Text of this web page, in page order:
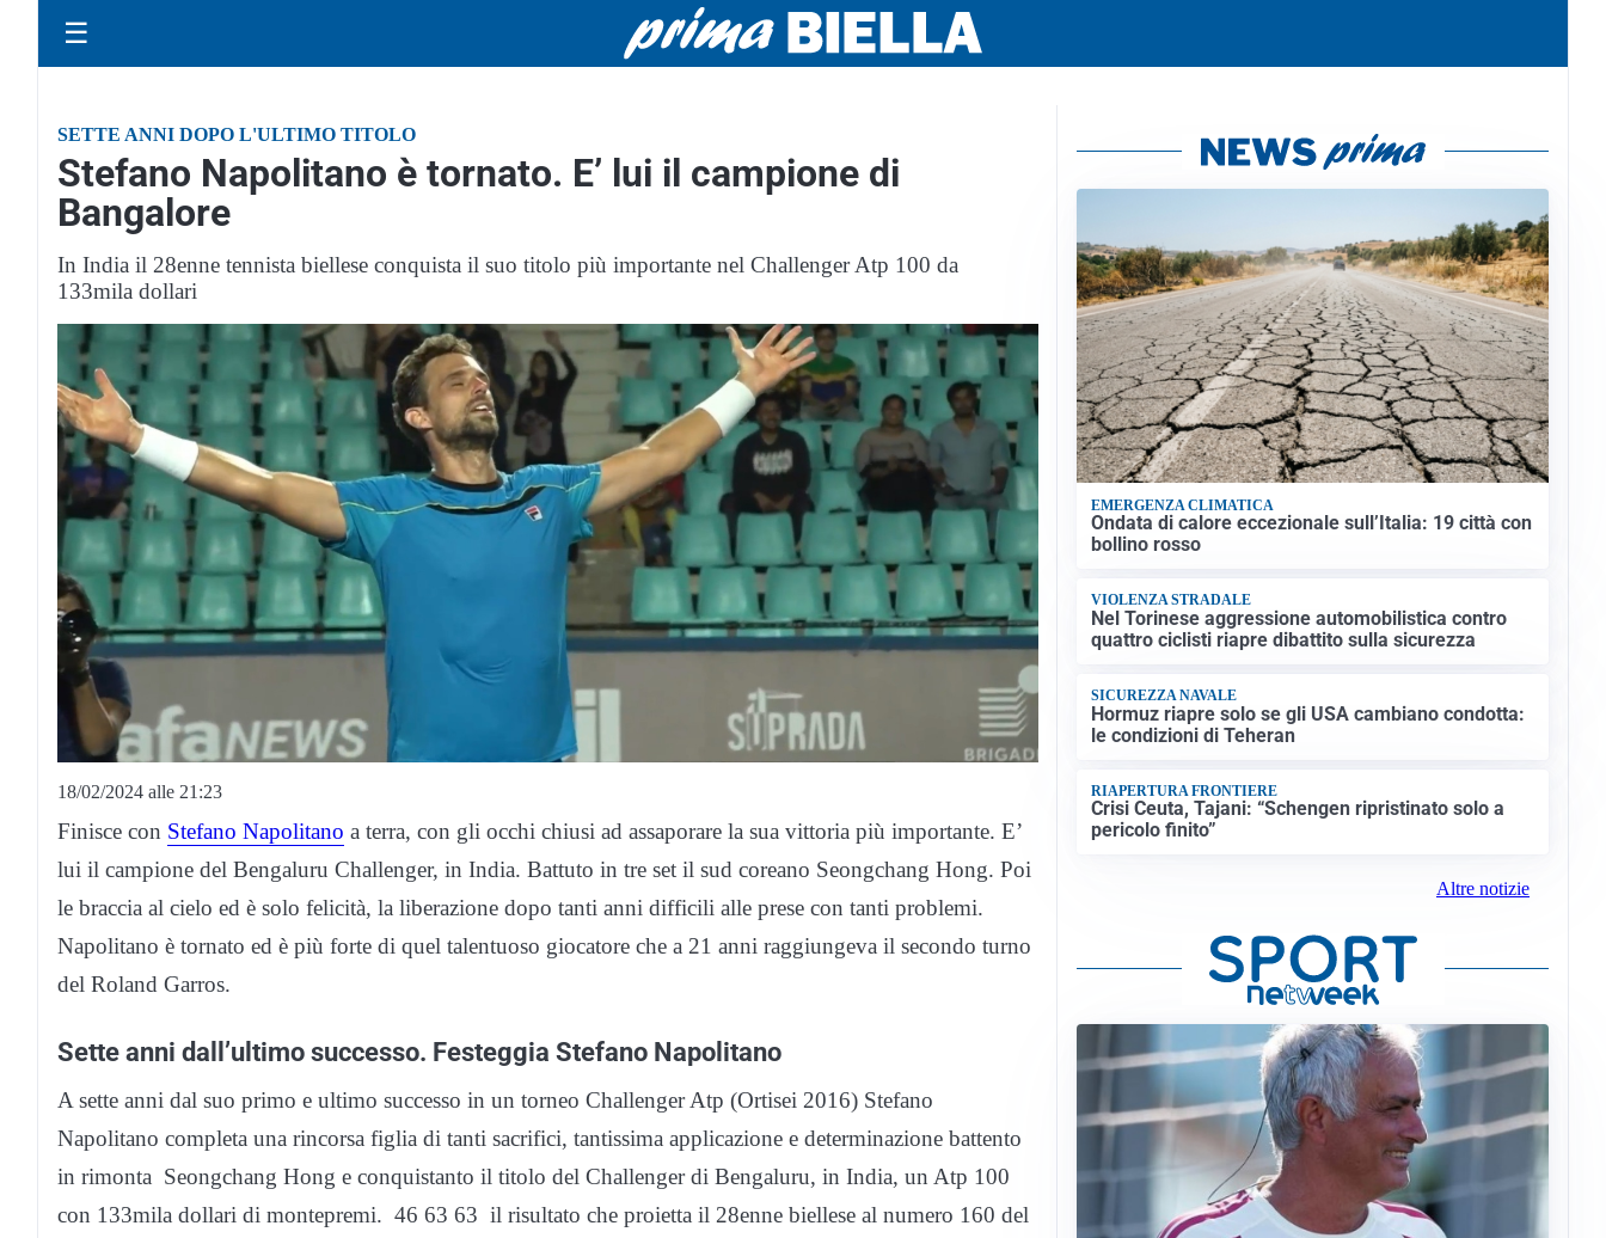
☰
SETTE ANNI DOPO L'ULTIMO TITOLO
Stefano Napolitano è tornato. E’ lui il campione di
Bangalore
In India il 28enne tennista biellese conquista il suo titolo più importante nel Challenger Atp 100 da
133mila dollari
18/02/2024 alle 21:23
Finisce con Stefano Napolitano a terra, con gli occhi chiusi ad assaporare la sua vittoria più importante. E’
lui il campione del Bengaluru Challenger, in India. Battuto in tre set il sud coreano Seongchang Hong. Poi
le braccia al cielo ed è solo felicità, la liberazione dopo tanti anni difficili alle prese con tanti problemi.
Napolitano è tornato ed è più forte di quel talentuoso giocatore che a 21 anni raggiungeva il secondo turno
del Roland Garros.
Sette anni dall’ultimo successo. Festeggia Stefano Napolitano
A sette anni dal suo primo e ultimo successo in un torneo Challenger Atp (Ortisei 2016) Stefano
Napolitano completa una rincorsa figlia di tanti sacrifici, tantissima applicazione e determinazione battento
in rimonta Seongchang Hong e conquistanto il titolo del Challenger di Bengaluru, in India, un Atp 100
con 133mila dollari di montepremi. 46 63 63 il risultato che proietta il 28enne biellese al numero 160 del
EMERGENZA CLIMATICA
Ondata di calore eccezionale sull’Italia: 19 città con
bollino rosso
VIOLENZA STRADALE
Nel Torinese aggressione automobilistica contro
quattro ciclisti riapre dibattito sulla sicurezza
SICUREZZA NAVALE
Hormuz riapre solo se gli USA cambiano condotta:
le condizioni di Teheran
RIAPERTURA FRONTIERE
Crisi Ceuta, Tajani: “Schengen ripristinato solo a
pericolo finito”
Altre notizie